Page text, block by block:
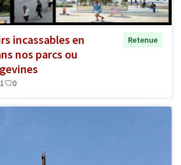
incassables en
nos parcs ou
Retenue
1 0